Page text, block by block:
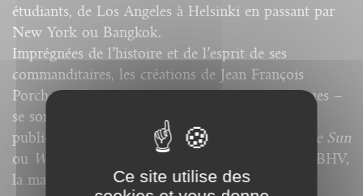
étudiants, de Los Angeles à Helsinki en passant par
New York ou Bangkok.
Imprégnées de l’histoire et de l’esprit de ses
commanditaires, les créations de Jean François
Porchez – logotypes ou caractères typographiques –
se sont affichées ou s’affichent encore dans des
publications telles queLe Monde
The Baltimore Sun
ou Wired
, sur les murs du métro parisien et du BHV,
la maroquinerie Louis Vuitton, dans la
Ce site utilise des